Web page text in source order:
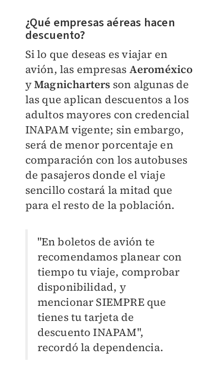
¿Qué empresas aéreas hacen
descuento?
Si lo que deseas es viajar en
avión, las empresas Aeroméxico
yMagnicharters son algunas de
las que aplican descuentos a los
adultos mayores con credencial
INAPAM vigente; sin embargo,
será de menor porcentaje en
comparación con los autobuses
de pasajeros donde el viaje
sencillo costará la mitad que
para el resto de la población.
"En boletos de avión te
recomendamos planear con
tiempo tu viaje, comprobar
disponibilidad, y
mencionar SIEMPRE que
tienes tu tarjeta de
descuento INAPAM",
recordó la dependencia.